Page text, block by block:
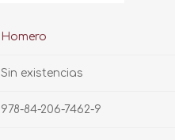
Homero
Sin existencias
978-84-206-7462-9